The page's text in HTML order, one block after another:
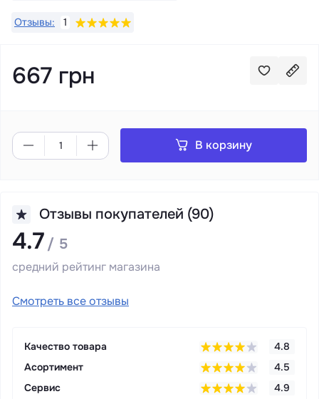
Отзывы: 1
667 грн
В корзину
Отзывы покупателей (90)
4.7 / 5
средний рейтинг магазина
Смотреть все отзывы
Качество товара
4.8
Асортимент
4.5
Сервис
4.9